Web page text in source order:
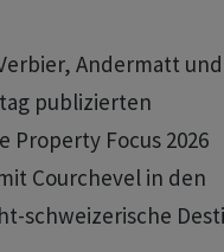
Andermatt und
publizierten
Property Focus 2026
Courchevel in den
schweizerische